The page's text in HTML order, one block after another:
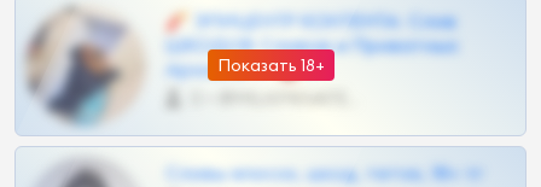
Показать 18+
🧨 ЭПИЦЕНТР КОНТЕНТА: Слив
ШКОДОВ Сливов и Приватных
Архивов ТГ 🔞💎
Сливы вписок, шкод, теток, 18+ тг